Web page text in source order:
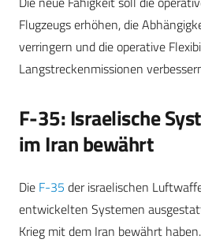
Flugzeugs erhöhen, die
verringern und die operative
Langstreckenmissionen
F-35: Israelische
im Iran bewährt
Die F-35 der israelischen
entwickelten Systemen
Krieg mit dem Iran bewährt